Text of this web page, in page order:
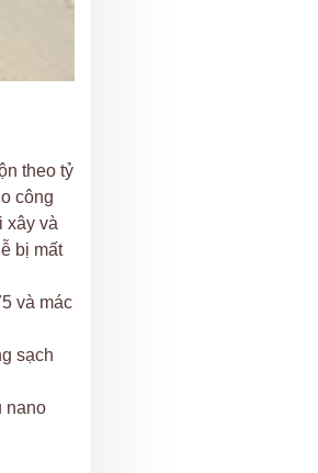
theo tỷ
công
xây và
bị mất
và mác
sạch
nano